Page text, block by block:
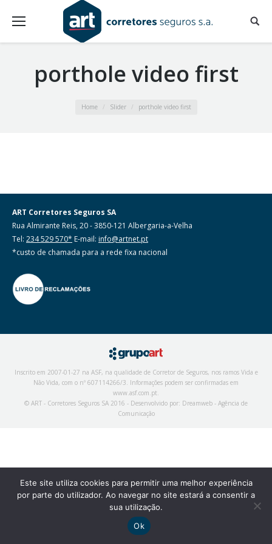
porthole video first
Home Slider porthole video first
ART Corretores Seguros SA
Rua Almirante Reis, 20 - 3850-121 Albergaria-a-Velha
Tel: 234 529 570* E-mail: info@artnet.pt
*custo de chamada para a rede fixa nacional
Inscrito em 2007-01-27 na ASF, na qualidade de Corretor de Seguros, nos ramos Vida e
Não Vida, com o nº 607114266/3. Informações podem ser confirmadas em
www.asf.com.pt
© ART - Corretores Seguros SA 2016 - Desenvolvido por: Dreamweb - Agência de
Comunicação
Este site utiliza cookies para permitir uma melhor experiência
por parte do utilizador. Ao navegar no site estará a consentir a
sua utilização.
Ok